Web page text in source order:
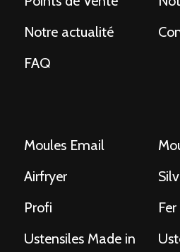
Notre actualité
FAQ
Moules Email
Airfryer
Profi
Ustensiles Made in